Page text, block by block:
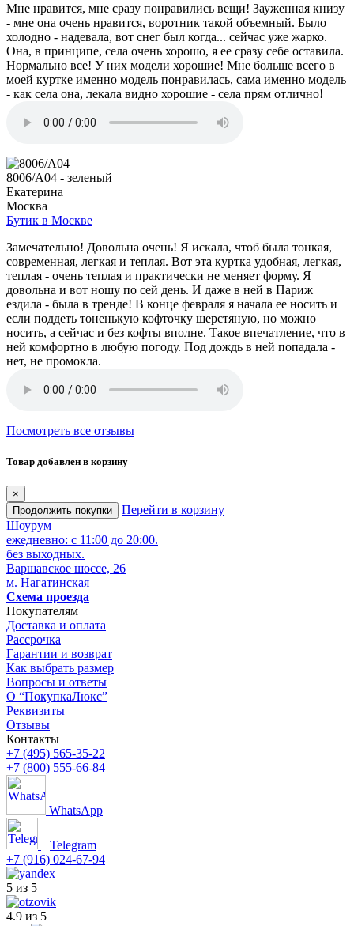
Мне нравится, мне сразу понравились вещи! Зауженная книзу
- мне она очень нравится, воротник такой объемный. Было
холодно - надевала, вот снег был когда... сейчас уже жарко.
Она, в принципе, села очень хорошо, я ее сразу себе оставила.
Нормально все! У них модели хорошие! Мне больше всего в
моей куртке именно модель понравилась, сама именно модель
- как села она, лекала видно хорошие - села прям отлично!
8006/A04 - зеленый
Екатерина
Москва
Бутик в Москве
Замечательно! Довольна очень! Я искала, чтоб была тонкая,
современная, легкая и теплая. Вот эта куртка удобная, легкая,
теплая - очень теплая и практически не меняет форму. Я
довольна и вот ношу по сей день. И даже в ней в Париж
ездила - была в тренде! В конце февраля я начала ее носить и
если поддеть тоненькую кофточку шерстяную, но можно
носить, а сейчас и без кофты вполне. Такое впечатление, что в
ней комфортно в любую погоду. Под дождь в ней попадала -
нет, не промокла.
Посмотреть все отзывы
Товар добавлен в корзину
×
Продолжить покупки
Перейти в корзину
Шоурум
ежедневно: с 11:00 до 20:00.
без выходных.
Варшавское шоссе, 26
м. Нагатинская
Схема проезда
Покупателям
Доставка и оплата
Рассрочка
Гарантии и возврат
Как выбрать размер
Вопросы и ответы
О “ПокупкаЛюкс”
Реквизиты
Отзывы
Контакты
+7 (495) 565-35-22
+7 (800) 555-66-84
WhatsApp
Telegram
+7 (916) 024-67-94
5 из 5
4.9 из 5